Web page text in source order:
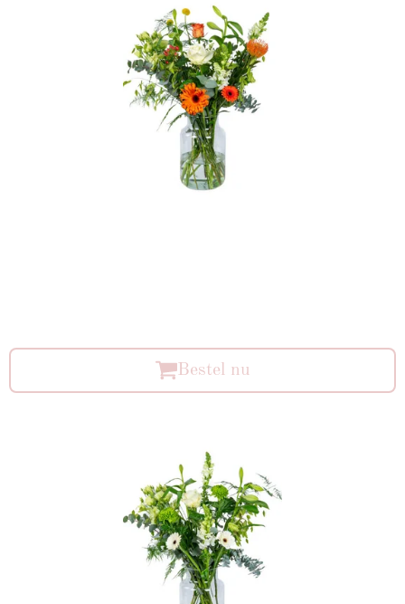
Bestel nu